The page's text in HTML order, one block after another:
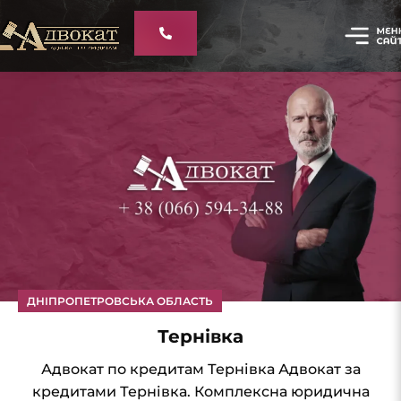
ДНІПРОПЕТРОВСЬКА ОБЛАСТЬ
Тернівка
Адвокат по кредитам Тернівка Адвокат за
кредитами Тернівка. Комплексна юридична